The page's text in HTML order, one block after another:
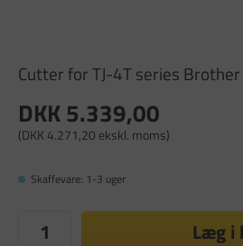
Cutter for TJ-4T series Brother
DKK 5.339,00
(DKK 4.271,20 ekskl. moms)
Skaffevare: 1-3 uger
Læg i